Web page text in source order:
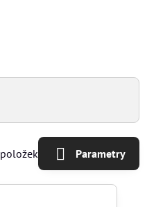
položek Parametry